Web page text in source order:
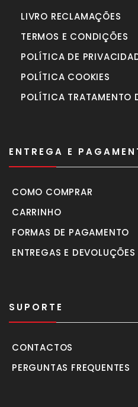
LIVRO RECLAMAÇÕES
TERMOS E CONDIÇÕES
POLÍTICA DE
POLÍTICA COOKIES
POLÍTICA TRATAMENTO
ENTREGA E
COMO COMPRAR
CARRINHO
FORMAS DE PAGAMENTO
ENTREGAS E DEVOLUÇÕES
SUPORTE
CONTACTOS
PERGUNTAS FREQUENTES